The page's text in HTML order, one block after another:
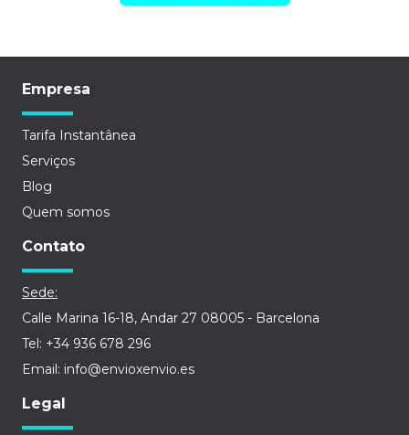
Empresa
Tarifa Instantânea
Serviços
Blog
Quem somos
Contato
Sede:
Calle Marina 16-18, Andar 27 08005 - Barcelona
Tel: +34 936 678 296
Email: info@envioxenvio.es
Legal